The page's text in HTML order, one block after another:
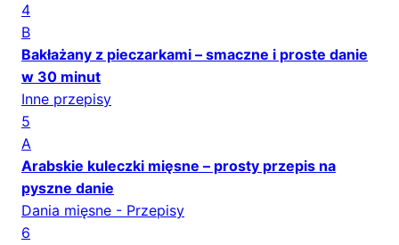
4
B
Bakłażany z pieczarkami – smaczne i proste danie
w 30 minut
Inne przepisy
5
A
Arabskie kuleczki mięsne – prosty przepis na
pyszne danie
Dania mięsne - Przepisy
6